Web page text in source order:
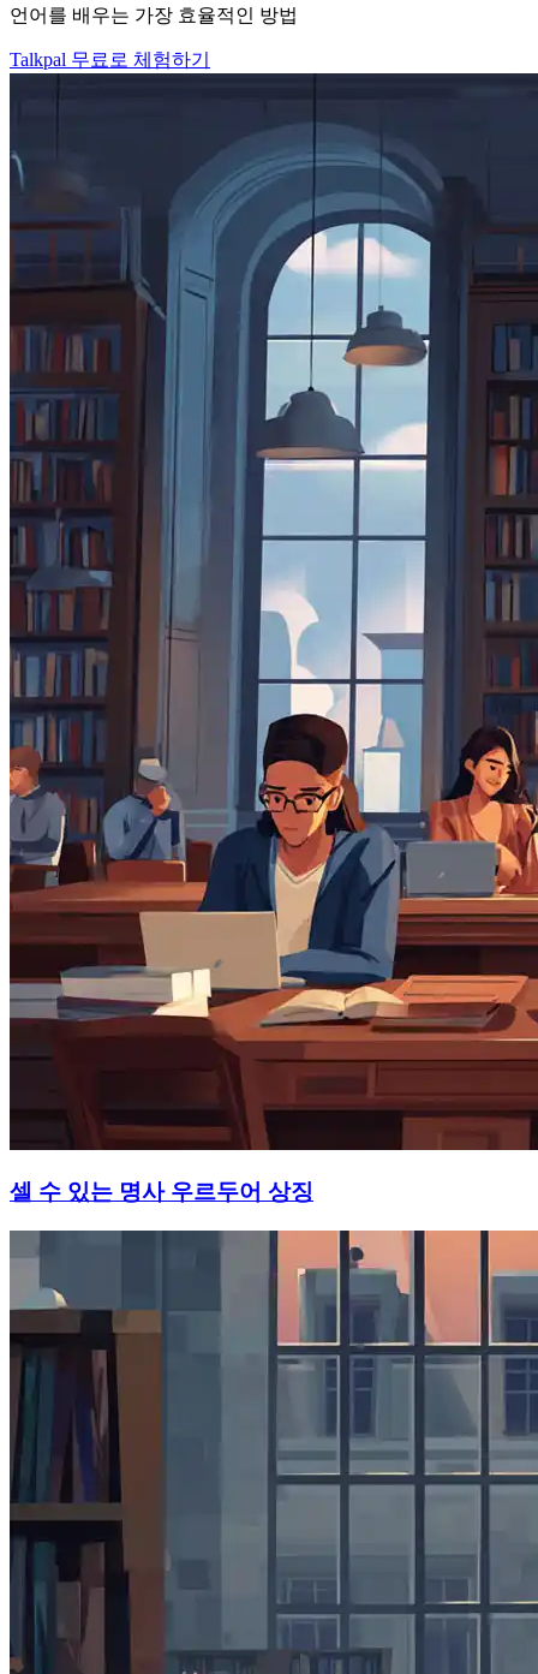
언어를 배우는 가장 효율적인 방법
Talkpal 무료로 체험하기
셀 수 있는 명사 우르두어 상징